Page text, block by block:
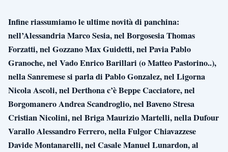
Infine riassumiamo le ultime novità di panchina:
nell’Alessandria Marco Sesia, nel Borgosesia Thomas
Forzatti, nel Gozzano Max Guidetti, nel Pavia Pablo
Granoche, nel Vado Enrico Barillari (o Matteo Pastorino..),
nella Sanremese si parla di Pablo Gonzalez, nel Ligorna
Nicola Ascoli, nel Derthona c’è Beppe Cacciatore, nel
Borgomanero Andrea Scandroglio, nel Baveno Stresa
Cristian Nicolini, nel Briga Maurizio Martelli, nella Dufour
Varallo Alessandro Ferrero, nella Fulgor Chiavazzese
Davide Montanarelli, nel Casale Manuel Lunardon, al